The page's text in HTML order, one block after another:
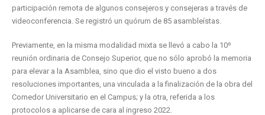
participación remota de algunos consejeros y consejeras a través de
videoconferencia. Se registró un quórum de 85 asambleístas.
Previamente, en la misma modalidad mixta se llevó a cabo la 10º
reunión ordinaria de Consejo Superior, que no sólo aprobó la memoria
para elevar a la Asamblea, sino que dio el visto bueno a dos
resoluciones importantes, una vinculada a la finalización de la obra del
Comedor Universitario en el Campus; y la otra, referida a los
protocolos a aplicarse de cara al ingreso 2022.